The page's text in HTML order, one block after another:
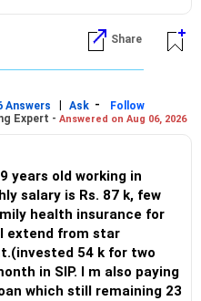
Share
Answers | Ask -
Follow
Expert - Answered on Aug 06, 2026
years old working in
salary is Rs. 87 k, few
health insurance for
extend from star
54 k for two
in SIP. I m also paying
which still remaining 23